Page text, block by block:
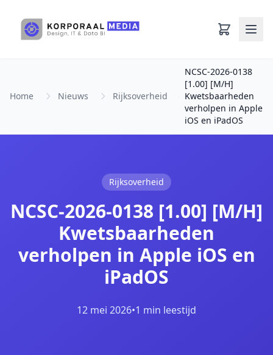
Home Nieuws Rijksoverheid
NCSC-2026-0138
[1.00] [M/H]
Kwetsbaarheden
verholpen in Apple
iOS en iPadOS
Rijksoverheid
NCSC-2026-0138 [1.00] [M/H]
Kwetsbaarheden
verholpen in Apple iOS en
iPadOS
12 mei 2026•1 min leestijd